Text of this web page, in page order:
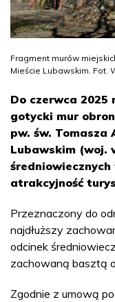
Fragment murów
Mieście Lubawskim. Fot.
Do czerwca 2025
gotycki mur
pw. św. Tomasza
Lubawskim (woj.
atrakcyjność
Przeznaczony do
najdłuższy
odcinek
zachowaną basztą
Zgodnie z umową